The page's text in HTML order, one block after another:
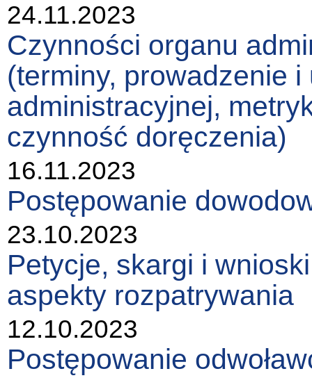
24.11.2023
Czynności organu
(terminy, prowadzenie
administracyjnej,
czynność doręczenia)
16.11.2023
Postępowanie
23.10.2023
Petycje, skargi i
aspekty rozpatrywania
12.10.2023
Postępowanie